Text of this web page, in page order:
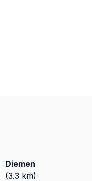
Diemen
(3.3 km)